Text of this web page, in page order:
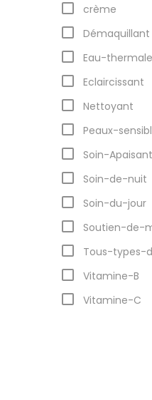
crème
Démaquillant
Eau-thermale
Eclaircissant
Nettoyant
Peaux-
Soin-Apaisant
Soin-de-nuit
Soin-du-jour
Soutien-de-
Tous-types-
Vitamine-B
Vitamine-C